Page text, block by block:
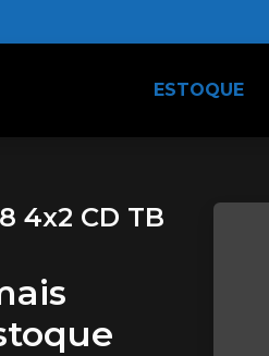
ESTOQUE
4x2 CD TB